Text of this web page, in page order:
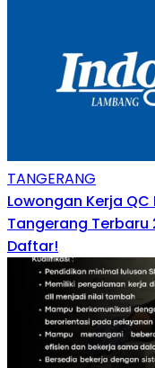
TANGERANG
Lowongan Kerja
Tangerang Terbaru
Daftar!